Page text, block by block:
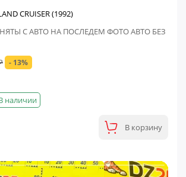
CRUISER (1992)
С АВТО НА ПОСЛЕДЕМ ФОТО АВТО БЕЗ
- 13%
наличии
В корзину